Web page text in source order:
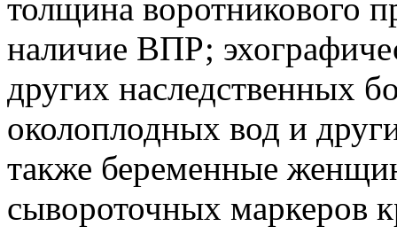
толщина воротникового
наличие ВПР;
других наследственных
околоплодных вод и
также беременные
сывороточных маркеров